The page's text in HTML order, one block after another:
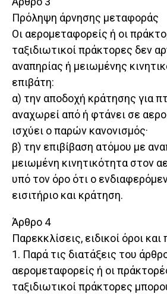
Πρόληψη άρνησης μεταφοράς
Οι αερομεταφορείς ή οι
ταξιδιωτικοί πράκτορες δεν
αναπηρίας ή μειωμένης
επιβάτη:
α) την αποδοχή κράτησης για
αναχωρεί από ή φτάνει σε
ισχύει ο παρών κανονισμός·
β) την επιβίβαση ατόμου με
μειωμένη κινητικότητα στον
υπό τον όρο ότι ο
εισιτήριο και κράτηση.
Άρθρο 4
Παρεκκλίσεις, ειδικοί όροι
1. Παρά τις διατάξεις του
αερομεταφορείς ή οι
ταξιδιωτικοί πράκτορες